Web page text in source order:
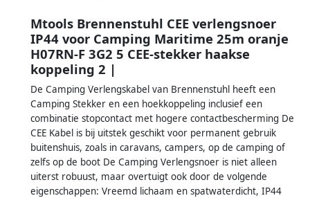
Mtools Brennenstuhl CEE verlengsnoer
IP44 voor Camping Maritime 25m oranje
H07RN-F 3G2 5 CEE-stekker haakse
koppeling 2 |
De Camping Verlengskabel van Brennenstuhl heeft een
Camping Stekker en een hoekkoppeling inclusief een
combinatie stopcontact met hogere contactbescherming De
CEE Kabel is bij uitstek geschikt voor permanent gebruik
buitenshuis, zoals in caravans, campers, op de camping of
zelfs op de boot De Camping Verlengsnoer is niet alleen
uiterst robuust, maar overtuigt ook door de volgende
eigenschappen: Vreemd lichaam en spatwaterdicht, IP44